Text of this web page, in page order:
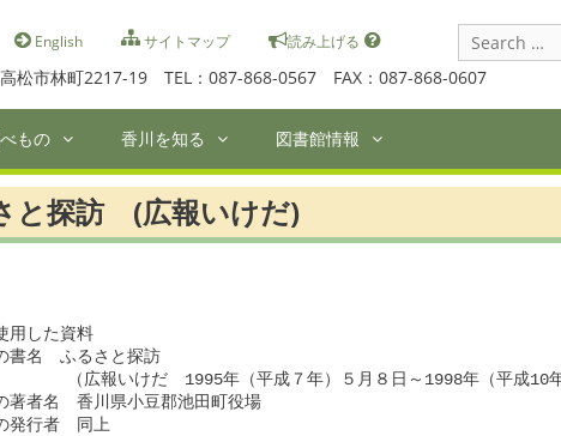
English サイトマップ 読み上げる
松市林町2217-19 TEL：087-868-0567 FAX：087-868-0607
Search
for:
もの 香川を知る 図書館情報
と探訪 (広報いけだ)
用した資料
書名　ふるさと探訪
（広報いけだ　1995年（平成７年）５月８日～1998年（平成10
者名　香川県小豆郡池田町役場
発行者　同上